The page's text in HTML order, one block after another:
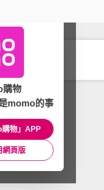
購物
momo的事
購物」APP
網頁版